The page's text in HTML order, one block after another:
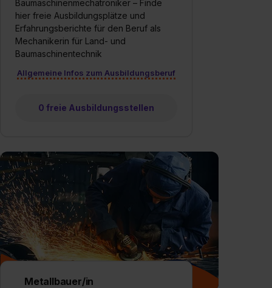
Baumaschinenmechatroniker – Finde
hier freie Ausbildungsplätze und
Erfahrungsberichte für den Beruf als
Mechanikerin für Land- und
Baumaschinentechnik
Allgemeine Infos zum Ausbildungsberuf
0 freie Ausbildungsstellen
Metallbauer/in